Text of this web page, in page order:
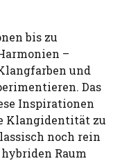
bis zu
–
und
Das
Inspirationen
Klangidentität zu
noch rein
Raum